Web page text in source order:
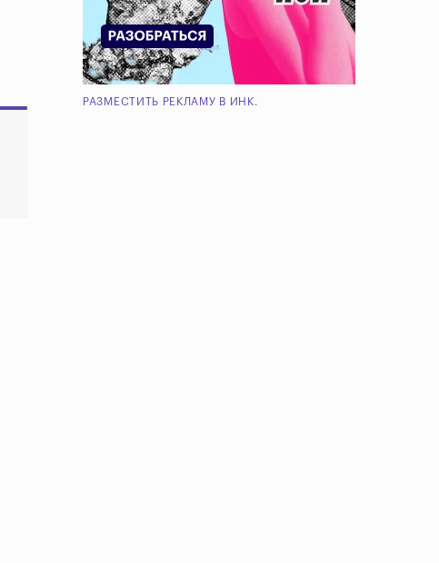
РАЗМЕСТИТЬ РЕКЛАМУ В ИНК.